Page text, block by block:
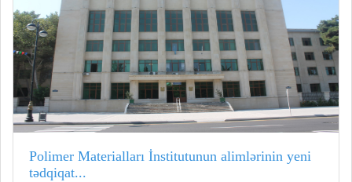
Polimer Materialları İnstitutunun alimlərinin yeni
tədqiqat...